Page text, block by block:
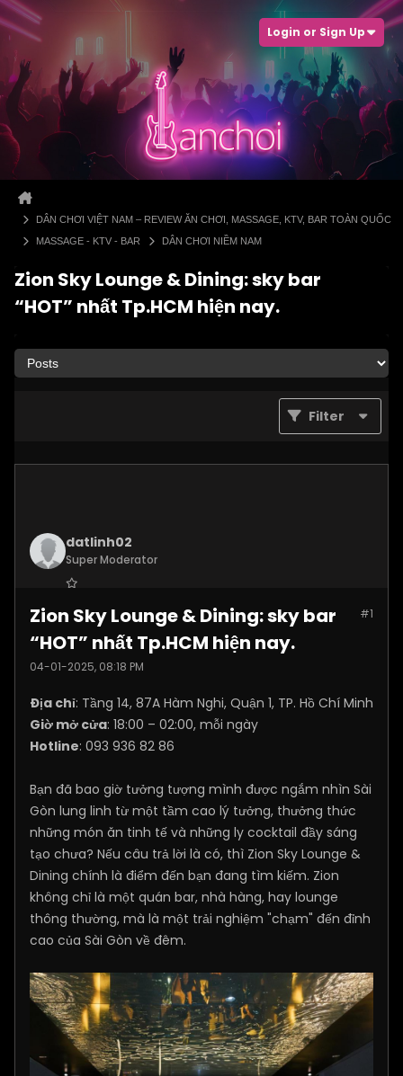
Login or Sign Up
DÂN CHƠI VIỆT NAM – REVIEW ĂN CHƠI, MASSAGE, KTV, BAR TOÀN QUỐC
MASSAGE - KTV - BAR
DÂN CHƠI NIỀM NAM
Zion Sky Lounge & Dining: sky bar
“HOT” nhất Tp.HCM hiện nay.
Filter
datlinh02
Super Moderator
Posts:7876 #1
Zion Sky Lounge & Dining: sky bar
“HOT” nhất Tp.HCM hiện nay.
04-01-2025, 08:18 PM
Địa chỉ: Tầng 14, 87A Hàm Nghi, Quận 1, TP. Hồ Chí Minh
Giờ mở cửa: 18:00 – 02:00, mỗi ngày
Hotline: 093 936 82 86
Bạn đã bao giờ tưởng tượng mình được ngắm nhìn Sài
Gòn lung linh từ một tầm cao lý tưởng, thưởng thức
những món ăn tinh tế và những ly cocktail đầy sáng
tạo chưa? Nếu câu trả lời là có, thì Zion Sky Lounge &
Dining chính là điểm đến bạn đang tìm kiếm. Zion
không chỉ là một quán bar, nhà hàng, hay lounge
thông thường, mà là một trải nghiệm "chạm" đến đỉnh
cao của Sài Gòn về đêm.